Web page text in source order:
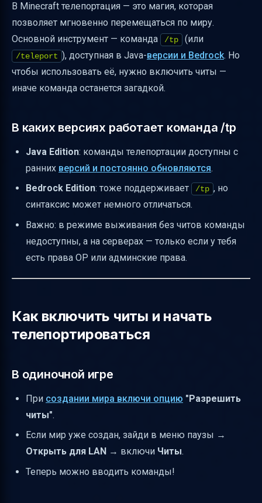
телепортации
Таблица сравнения телепортации
командами и перлами Эндера
Частые ошибки и как их избежать
Итог
В Minecraft телепортация — это магия, которая
позволяет мгновенно перемещаться по миру.
Основной инструмент — команда
/tp (или
/teleport ), доступная в Java-версии и Bedrock. Но
чтобы использовать её, нужно включить читы —
иначе команда останется загадкой.
В каких версиях работает команда /tp
Java Edition: команды телепортации доступны с
ранних версий и постоянно обновляются.
Bedrock Edition: тоже поддерживает /tp , но
синтаксис может немного отличаться.
Важно: в режиме выживания без читов команды
недоступны, а на серверах — только если у тебя
есть права OP или админские права.
Как включить читы и начать
телепортироваться
В одиночной игре
При создании мира включи опцию "Разрешить
читы".
Если мир уже создан, зайди в меню паузы →
Открыть для LAN → включи Читы.
Теперь можно вводить команды!